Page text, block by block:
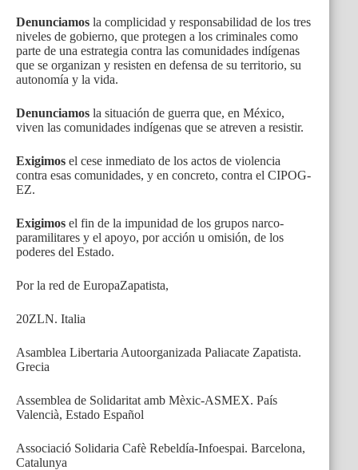
Denunciamos la complicidad y responsabilidad de los tres
niveles de gobierno, que protegen a los criminales como
parte de una estrategia contra las comunidades indígenas
que se organizan y resisten en defensa de su territorio, su
autonomía y la vida.
Denunciamos la situación de guerra que, en México,
viven las comunidades indígenas que se atreven a resistir.
Exigimos el cese inmediato de los actos de violencia
contra esas comunidades, y en concreto, contra el CIPOG-
EZ.
Exigimos el fin de la impunidad de los grupos narco-
paramilitares y el apoyo, por acción u omisión, de los
poderes del Estado.
Por la red de EuropaZapatista,
20ZLN. Italia
Asamblea Libertaria Autoorganizada Paliacate Zapatista.
Grecia
Assemblea de Solidaritat amb Mèxic-ASMEX. País
Valencià, Estado Español
Associació Solidaria Cafè Rebeldía-Infoespai. Barcelona,
Catalunya